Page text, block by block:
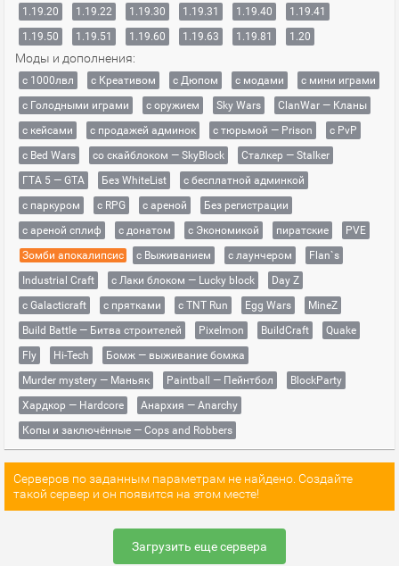
1.19.20
1.19.22 1.19.30 1.19.31 1.19.40
1.19.41
1.19.50
1.19.51 1.19.60 1.19.63 1.19.81 1.20
Моды и дополнения:
с 1000лвл c Креативом с Дюпом с модами
с мини играми
с Голодными играми
с оружием Sky Wars
ClanWar — Кланы
с кейсами
с продажей админок с тюрьмой — Prison
с PvP
с Bed Wars
со скайблоком — SkyBlock
Сталкер — Stalker
ГТА 5 — GTA
Без WhiteList
с бесплатной админкой
с паркуром
с RPG с ареной
Без регистрации
с ареной сплиф
с донатом с Экономикой пиратские
PVE
Зомби апокалипсис
с Выживанием с лаунчером
Flan`s
Industrial Craft
с Лаки блоком — Lucky block
Day Z
с Galacticraft
с прятками с TNT Run Egg Wars
MineZ
Build Battle — Битва строителей
Pixelmon BuildCraft
Quake
Fly
Hi-Tech
Бомж — выживание бомжа
Murder mystery — Маньяк
Paintball — Пейнтбол
BlockParty
Хардкор — Hardcore
Анархия — Anarchy
Копы и заключённые — Cops and Robbers
Серверов по заданным параметрам не найдено. Создайте
такой сервер и он появится на этом месте!
Загрузить еще сервера